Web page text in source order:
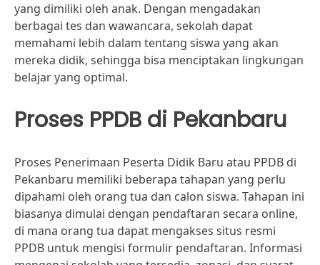
yang dimiliki oleh anak. Dengan mengadakan
berbagai tes dan wawancara, sekolah dapat
memahami lebih dalam tentang siswa yang akan
mereka didik, sehingga bisa menciptakan lingkungan
belajar yang optimal.
Proses PPDB di Pekanbaru
Proses Penerimaan Peserta Didik Baru atau PPDB di
Pekanbaru memiliki beberapa tahapan yang perlu
dipahami oleh orang tua dan calon siswa. Tahapan ini
biasanya dimulai dengan pendaftaran secara online,
di mana orang tua dapat mengakses situs resmi
PPDB untuk mengisi formulir pendaftaran. Informasi